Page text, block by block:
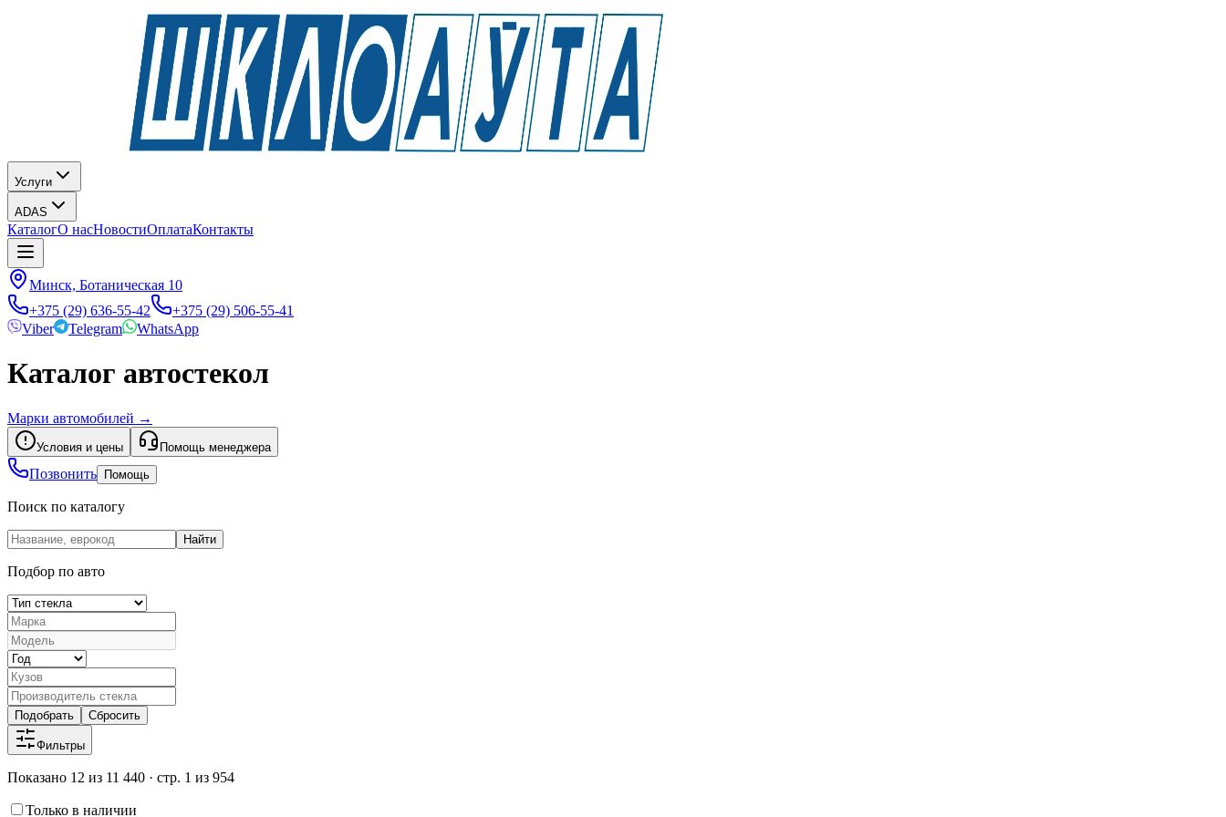
Услуги
ADAS
КаталогО насНовостиОплатаКонтакты
Минск, Ботаническая 10
+375 (29) 636-55-42
+375 (29) 506-55-41
Viber
Telegram WhatsApp
Каталог автостекол
Марки автомобилей →
Условия и цены Помощь менеджера
Позвонить Помощь
Поиск по каталогу
Найти
Подбор по авто
Подобрать Сбросить
Фильтры
Показано 12 из 11 440 · стр. 1 из 954
Только в наличии